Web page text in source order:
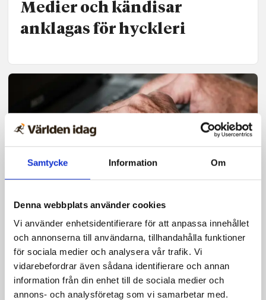
Samtycke Information Om
Denna webbplats använder cookies
Vi använder enhetsidentifierare för att anpassa innehållet
och annonserna till användarna, tillhandahålla funktioner
för sociala medier och analysera vår trafik. Vi
vidarebefordrar även sådana identifierare och annan
information från din enhet till de sociala medier och
annons- och analysföretag som vi samarbetar med.
Medier och kändisar
anklagas för hyckleri
Nyheter
Kravet efter Paolo Robertos
sexköp: Reglera pornografin